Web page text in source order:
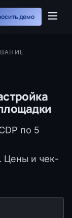
демо
по 5
Цены и чек-